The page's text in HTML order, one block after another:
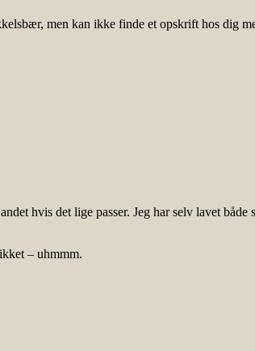
men kan ikke finde et opskrift hos dig
hvis det lige passer. Jeg har selv lavet
– uhmmm.